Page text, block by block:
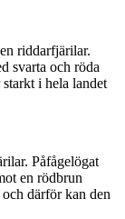
riddarfjärilar.
svarta och röda
i hela landet
Påfågelögat
en rödbrun
därför kan den